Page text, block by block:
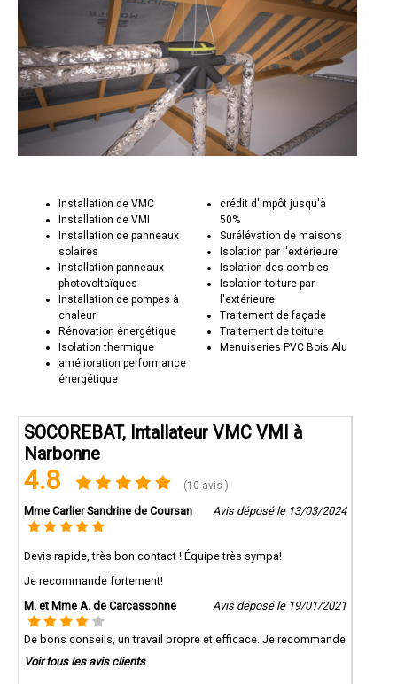
Installation de VMC
Installation de VMI
Installation de panneaux
solaires
Installation panneaux
photovoltaïques
Installation de pompes à
chaleur
Rénovation énergétique
Isolation thermique
amélioration performance
énergétique
crédit d'impôt jusqu'à
50%
Surélévation de maisons
Isolation par l'extérieure
Isolation des combles
Isolation toiture par
l'extérieure
Traitement de façade
Traitement de toiture
Menuiseries PVC Bois Alu
SOCOREBAT, Intallateur VMC VMI à
Narbonne
4.8 (10 avis )
Mme Carlier Sandrine de Coursan Avis déposé le 13/03/2024
Devis rapide, très bon contact ! Équipe très sympa!
Je recommande fortement!
M. et Mme A. de Carcassonne
Avis déposé le 19/01/2021
De bons conseils, un travail propre et efficace. Je recommande
Voir tous les avis clients